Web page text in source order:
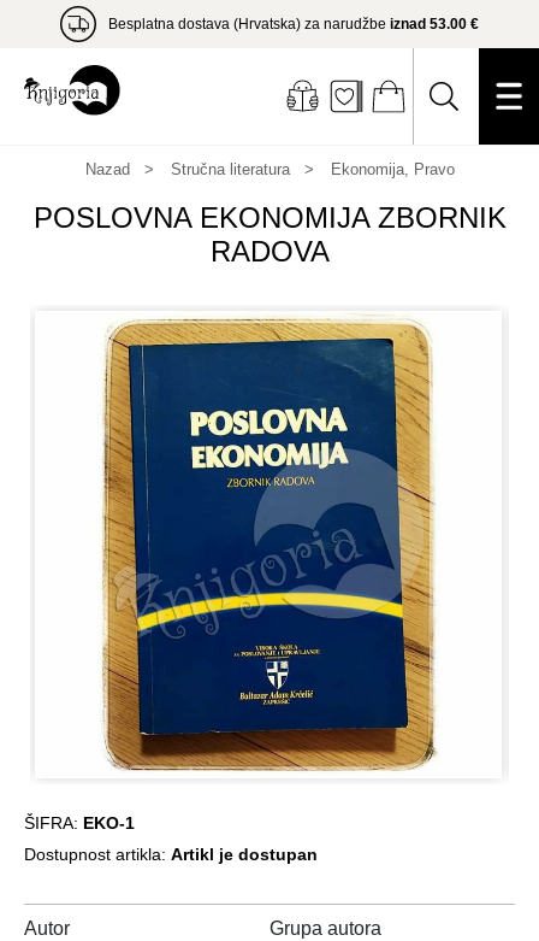
Besplatna dostava (Hrvatska) za narudžbe iznad 53.00 €
Nazad Stručna literatura Ekonomija, Pravo
POSLOVNA EKONOMIJA ZBORNIK
RADOVA
ŠIFRA: EKO-1
Dostupnost artikla: Artikl je dostupan
Autor Grupa autora